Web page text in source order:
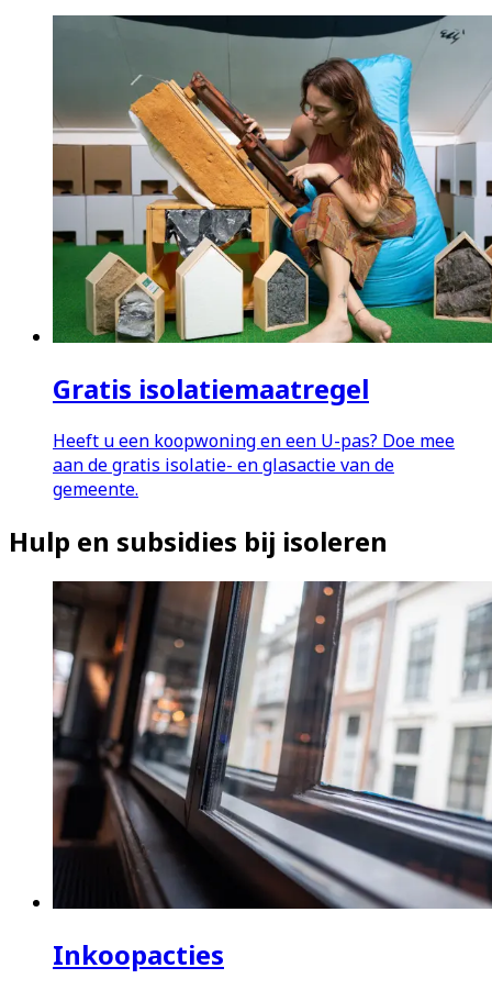
Gratis isolatiemaatregel
Heeft u een koopwoning en een U-pas? Doe mee
aan de gratis isolatie- en glasactie van de
gemeente.
Hulp en subsidies bij isoleren
Inkoopacties